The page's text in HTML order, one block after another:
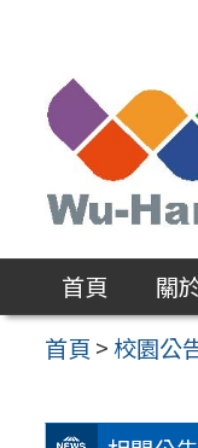
區
首頁 關
首頁 >校園公